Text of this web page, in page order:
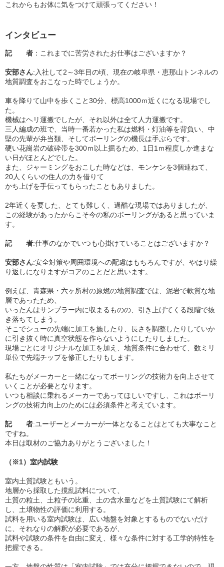
これからもお体に気をつけて頑張ってください！
インタビュー
記 者 ：これまでに苦労されたお仕事はございますか？
安部さん:入社して2～3年目の頃、現在の岐阜県・恵那山トンネルの
地質調査をおこなった時でしょうか。
車を降りて山中を歩くこと30分、標高1000ｍ近くになる現場でし
た。
機械はヘリ運搬でしたが、それ以外は全て人力運搬です。
三人編成の班で、当時一番若かった私は燃料・灯油等を背負い、中
堅の先輩が弁当類、そしてボーリングの機長は手ぶらです。
硬い花崗岩の破砕帯を300ｍ以上掘るため、1日1ｍ程度しか進まな
い日がほとんどでした。
また、ジャーミングをおこした時などは、モンケンを3個連ねて、
20人くらいの住人の力を借りて
かち上げを手伝ってもらったこともありました。
2年近くを要した、とても難しく、過酷な現場ではありましたが、
この経験があったからこそ今の私のボーリングがあると思っていま
す。
記 者:仕事のなかでいつも心掛けていることはございますか？
安部さん:安全対策や周囲環境への配慮はもちろんですが、やはり繰
り返しになりますがコアのことだと思います。
例えば、青森県・六ヶ所村の原燃の地質調査では、泥岩で軟質な地
層であったため、
いったんはサンプラー内に収まるものの、引き上げてくる段階で抜
き落ちてしまう。
そこでシューの先端に加工を施したり、長さを調整したりしていか
に引き抜く時に真空状態を作らないようにしたりしました。
現場ごとにオリジナルな加工を加え、地質条件に合わせて、数ミリ
単位で先端チップを修正したりもします。
私たちがメーカーと一緒になってボーリングの技術力を向上させて
いくことが必要となります。
いつも相談に乗れるメーカーであってほしいですし、これはボーリ
ングの技術力向上のためには必須条件と考えています。
記 者:ユーザーとメーカーが一体となることはとても大事なこと
ですね。
本日は取材のご協力ありがとうございました！
（※1）室内試験
室内土質試験ともいう。
地層から採取した撹乱試料について、
土質の粒土、土粒子の比重、土の含水量などを土質試験にて解析
し、土壌物性の評価に利用する。
試料を用いる室内試験は、広い地盤を対象とするものでないだけ
に、それなりの解釈が必要であるが、
試料や試験の条件を自由に変え、様々な条件に対する工学的特性を
把握できる。